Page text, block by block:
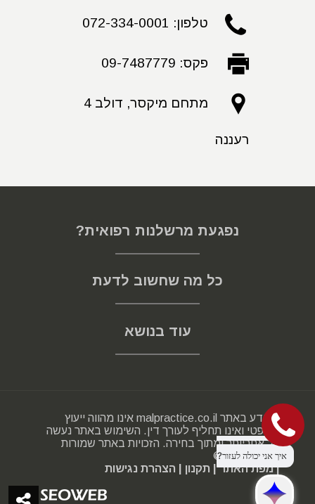
טלפון: 072-334-0001
פקס: 09-7487779
מתחם מיקסר, דולב 4
רעננה
נפגעת מרשלנות רפואית?
כל מה שחשוב לדעת
עוד בנושא
המידע באתר malpractice.co.il אינו מהווה ייעוץ
משפטי ואינו תחליף לעורך דין. השימוש באתר נעשה
על אחריותך ומתוך בחירה. הזכויות באתר שמורות
2000-2025 ©
| מפת האתר
| תקנון | הצהרת נגישות